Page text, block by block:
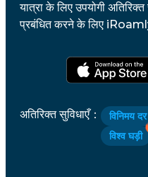
यात्रा के लिए उपयोगी
प्रबंधित करने के लिए
अतिरिक्त सुविधाएँ： विनिमय
विश्व घड़ी